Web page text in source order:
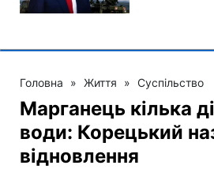
Головна » Життя » Суспільство
Марганець кілька
води: Корецький
відновлення